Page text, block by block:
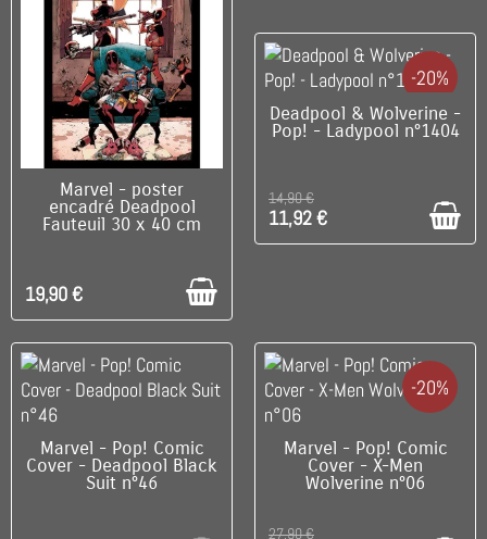
C'EST LE DERNIER !
Marvel - poster
encadré Deadpool
Fauteuil 30 x 40 cm
19,90 €
-20%
DISPONIBLE
Deadpool & Wolverine -
Pop! - Ladypool n°1404
14,90 €
11,92 €
RUPTURE DE STOCK
Marvel - Pop! Comic
Cover - Deadpool Black
Suit n°46
-20%
C'EST LE DERNIER !
Marvel - Pop! Comic
Cover - X-Men
Wolverine n°06
27,90 €